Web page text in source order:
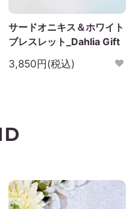
サードオニキス＆ホワイト
ブレスレット_Dahlia Gift
3,850円(税込)